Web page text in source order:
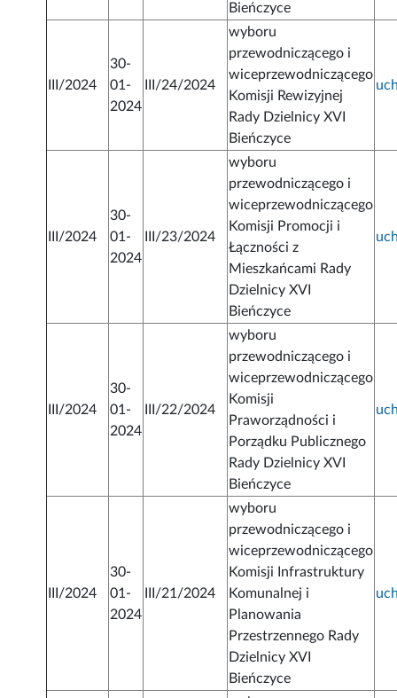
Bieńczyce
III/2024
30-
01-
2024
III/24/2024
wyboru
przewodniczącego i
wiceprzewodniczącego
Komisji Rewizyjnej
Rady Dzielnicy XVI
Bieńczyce
III/2024
30-
01-
2024
III/23/2024
wyboru
przewodniczącego i
wiceprzewodniczącego
Komisji Promocji i
Łączności z
Mieszkańcami Rady
Dzielnicy XVI
Bieńczyce
III/2024
30-
01-
2024
III/22/2024
wyboru
przewodniczącego i
wiceprzewodniczącego
Komisji
Praworządności i
Porządku Publicznego
Rady Dzielnicy XVI
Bieńczyce
III/2024
30-
01-
2024
III/21/2024
wyboru
przewodniczącego i
wiceprzewodniczącego
Komisji Infrastruktury
Komunalnej i
Planowania
Przestrzennego Rady
Dzielnicy XVI
Bieńczyce